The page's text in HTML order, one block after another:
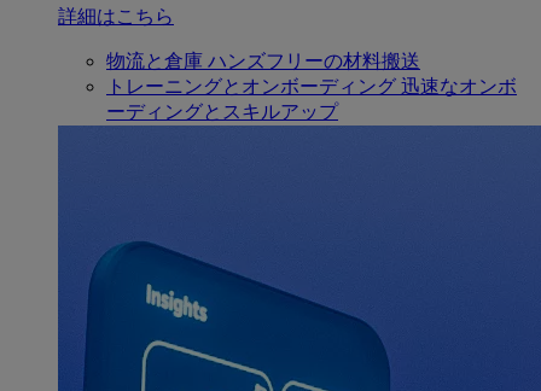
詳細はこちら
物流と倉庫 ハンズフリーの材料搬送
トレーニングとオンボーディング 迅速なオンボ
ーディングとスキルアップ